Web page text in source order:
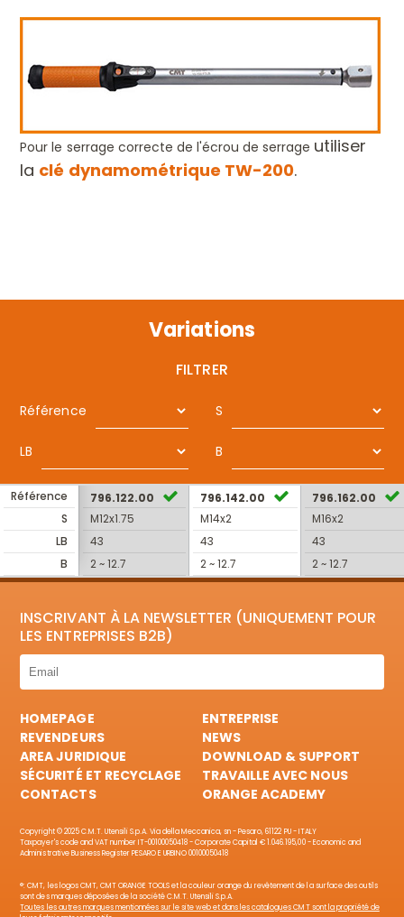
Pour le serrage correcte de l'écrou de serrage utiliser
la clé dynamométrique TW-200.
Variations
FILTRER
Référence S
LB B
Référence
S
LB
B
796.122.00
M12x1.75
43
2 ~ 12.7
796.142.00
M14x2
43
2 ~ 12.7
796.162.00
M16x2
43
2 ~ 12.7
INSCRIVANT À LA NEWSLETTER (UNIQUEMENT POUR
LES ENTREPRISES B2B)
HOMEPAGE
ENTREPRISE
REVENDEURS
NEWS
AREA JURIDIQUE
DOWNLOAD & SUPPORT
SÉCURITÉ ET RECYCLAGE
TRAVAILLE AVEC NOUS
CONTACTS
ORANGE ACADEMY
Copyright © 2025 C.M.T. Utensili S.p.A. Via della Meccanica, sn - Pesaro, 61122 PU - ITALY
Taxpayer's code and VAT number IT-00100050418 - Corporate Capital € 1.046.195,00 - Economic and
Administrative Business Register PESARO E URBINO 00100050418
®: CMT, les logos CMT, CMT ORANGE TOOLS et la couleur orange du revêtement de la surface des outils
sont des marques déposées de la société C.M.T. Utensili S.p.A.
Toutes les autres marques mentionnées sur le site web et dans les catalogues CMT sont la propriété de